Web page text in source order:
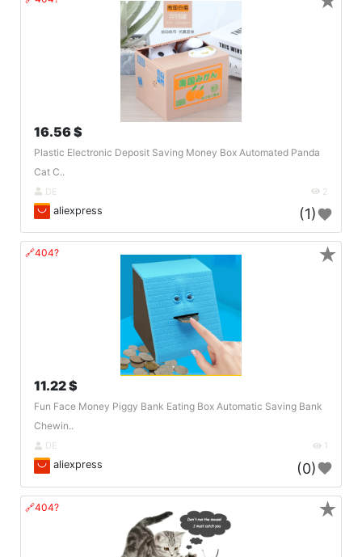
16.56 $
Plastic Electronic Deposit Saving Money Box Automated Panda
Cat C..
DE 2
aliexpress (1)
🔗404?
11.22 $
Fun Face Money Piggy Bank Eating Box Automatic Saving Bank
Chewin..
DE 1
aliexpress (0)
★
🔗404? ★